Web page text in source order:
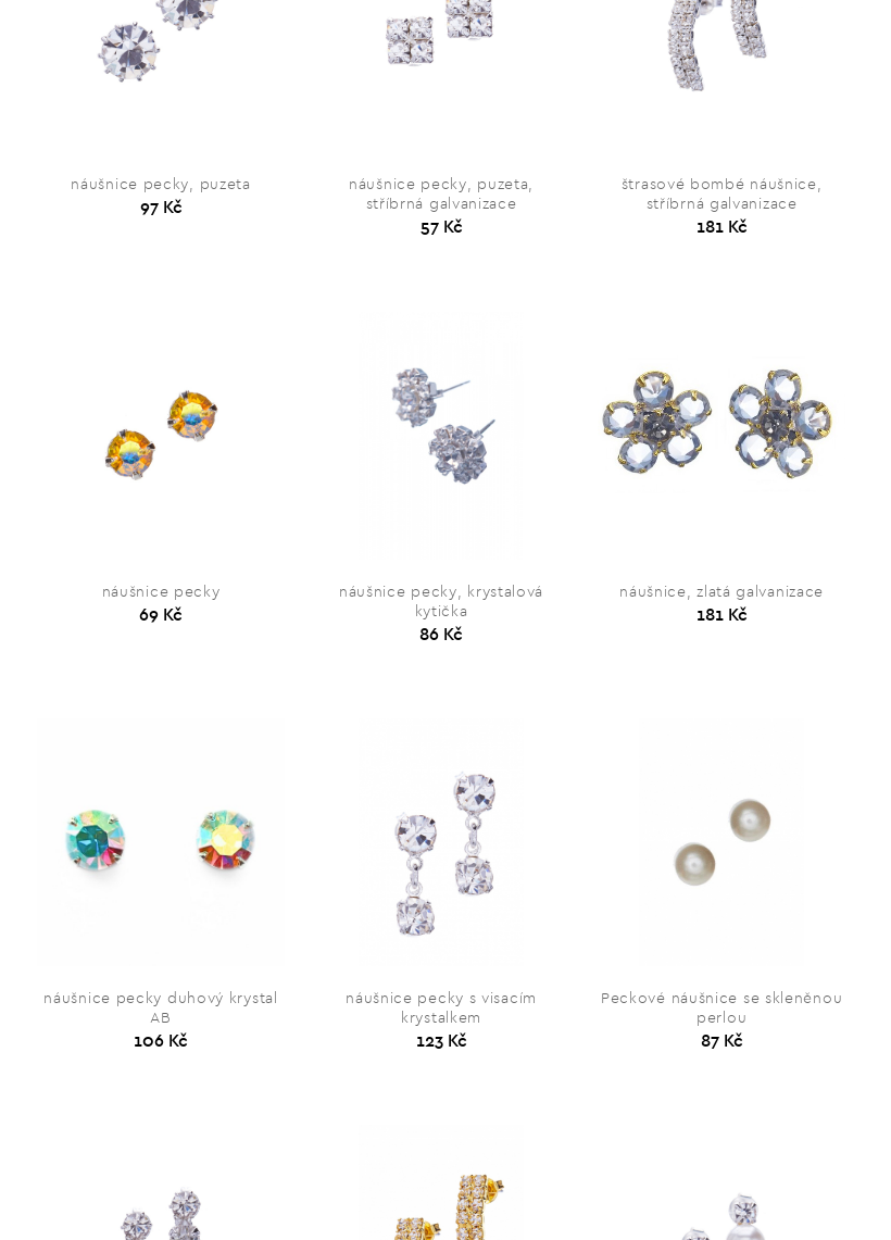
náušnice pecky, puzeta
97 Kč
náušnice pecky, puzeta,
stříbrná galvanizace
57 Kč
štrasové bombé náušnice,
stříbrná galvanizace
181 Kč
náušnice pecky
69 Kč
náušnice pecky, krystalová
kytička
86 Kč
náušnice, zlatá galvanizace
181 Kč
náušnice pecky duhový krystal
AB
106 Kč
náušnice pecky s visacím
krystalkem
123 Kč
Peckové náušnice se skleněnou
perlou
87 Kč